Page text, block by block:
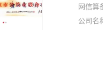
网信算
公司名